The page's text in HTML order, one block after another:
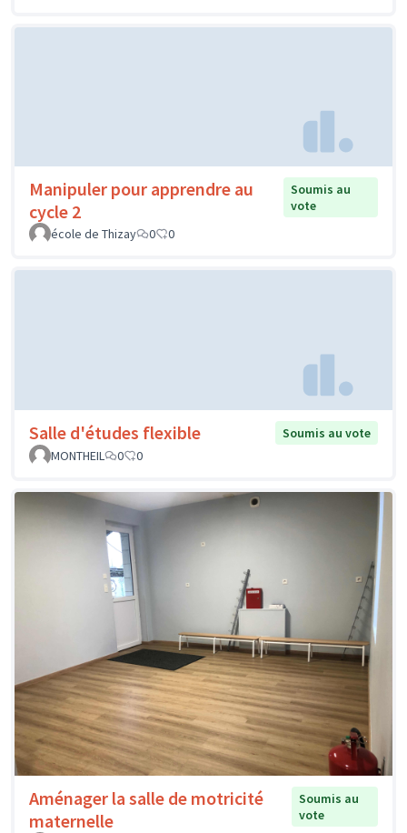
Manipuler pour apprendre au
cycle 2
Soumis au
vote
école de Thizay
0 0
Salle d'études flexible
Soumis au vote
MONTHEIL
0 0
Aménager la salle de motricité
maternelle
Soumis au
vote